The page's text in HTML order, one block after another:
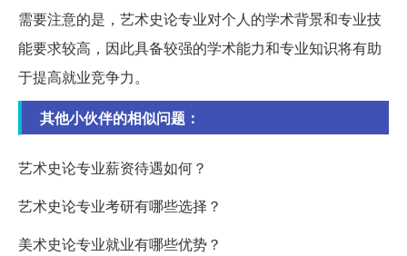
需要注意的是，艺术史论专业对个人的学术背景和专业技
能要求较高，因此具备较强的学术能力和专业知识将有助
于提高就业竞争力。
其他小伙伴的相似问题：
艺术史论专业薪资待遇如何？
艺术史论专业考研有哪些选择？
美术史论专业就业有哪些优势？